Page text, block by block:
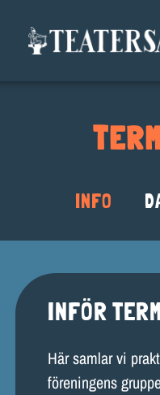
innehållet
INFO
INFÖR
Här samlar vi
föreningens